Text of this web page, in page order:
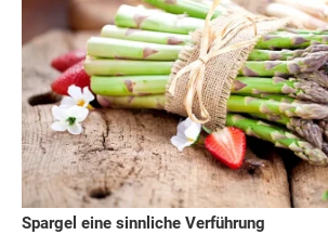
Spargel eine sinnliche Verführung